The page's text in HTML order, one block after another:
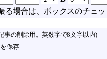
る場合は、ボックスのチェッ
事の削除用。英数字で8文字以内)
保存